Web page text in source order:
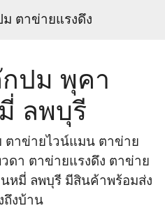
ตาข่ายแรงดึง
ปม พุคา
ลพบุรี
ตาข่ายไวน์แมน ตาข่าย
ดา ตาข่ายแรงดึง ตาข่าย
หมี่ ลพบุรี มีสินค้าพร้อมส่ง
ถึงบ้าน